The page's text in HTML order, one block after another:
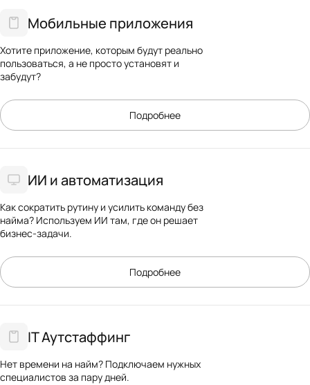
Мобильные приложения
Хотите приложение, которым будут реально
пользоваться, а не просто установят и
забудут?
Подробнее
ИИ и автоматизация
Как сократить рутину и усилить команду без
найма? Используем ИИ там, где он решает
бизнес-задачи.
Подробнее
IT Аутстаффинг
Нет времени на найм? Подключаем нужных
специалистов за пару дней.